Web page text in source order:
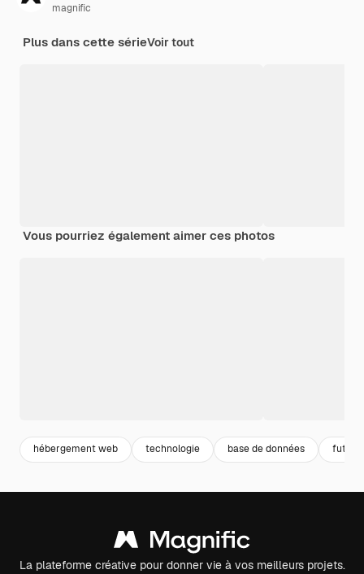
magnific
Plus dans cette sérieVoir tout
Vous pourriez également aimer ces photos
hébergement web technologie base de données futur
La plateforme créative pour donner vie à vos meilleurs projets.